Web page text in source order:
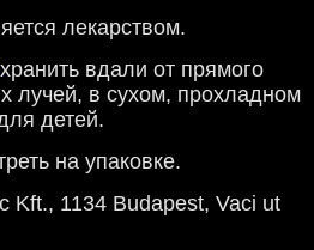
лекарством.
хранить вдали от прямого
лучей, в сухом, прохладном
детей.
на упаковке.
Kft., 1134 Budapest, Vaci ut